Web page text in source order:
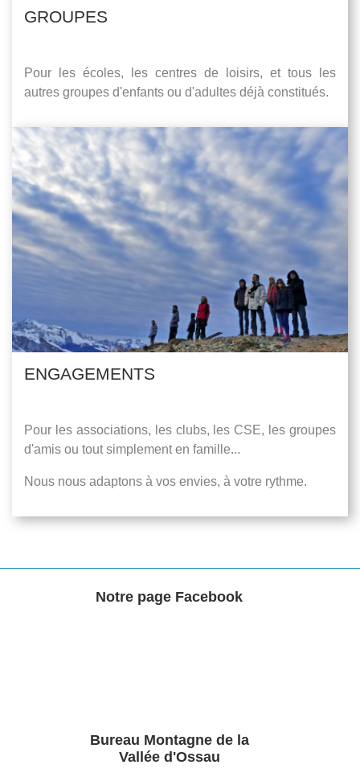
GROUPES
Pour les écoles, les centres de loisirs, et tous les
autres groupes d'enfants ou d'adultes déjà constitués.
ENGAGEMENTS
Pour les associations, les clubs, les CSE, les groupes
d'amis ou tout simplement en famille...
Nous nous adaptons à vos envies, à votre rythme.
Notre page Facebook
Bureau Montagne de la
Vallée d'Ossau